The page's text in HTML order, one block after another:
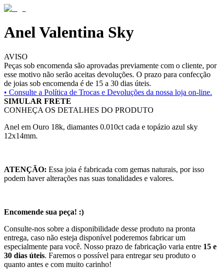
Anel Valentina Sky
AVISO
Peças sob encomenda são aprovadas previamente com o cliente, por
esse motivo não serão aceitas devoluções. O prazo para confecção
de joias sob encomenda é de 15 a 30 dias úteis.
• Consulte a Política de Trocas e Devoluções da nossa loja on-line.
SIMULAR FRETE
CONHEÇA OS DETALHES DO PRODUTO
Anel em Ouro 18k, diamantes 0.010ct cada e topázio azul sky
12x14mm.
ATENÇÃO: Essa joia é fabricada com gemas naturais, por isso
podem haver alterações nas suas tonalidades e valores.
Encomende sua peça! :)
Consulte-nos sobre a disponibilidade desse produto na pronta
entrega, caso não esteja disponível poderemos fabricar um
especialmente para você. Nosso prazo de fabricação varia entre 15 e
30 dias úteis. Faremos o possível para entregar seu produto o
quanto antes e com muito carinho!